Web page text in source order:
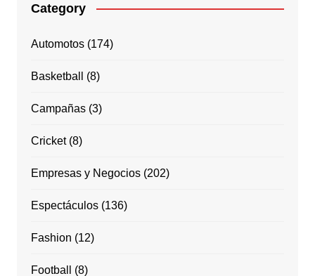
Category
Automotos(174)
Basketball (8)
Campañas(3)
Cricket(8)
Empresas y Negocios(202)
Espectáculos(136)
Fashion (12)
Football (8)